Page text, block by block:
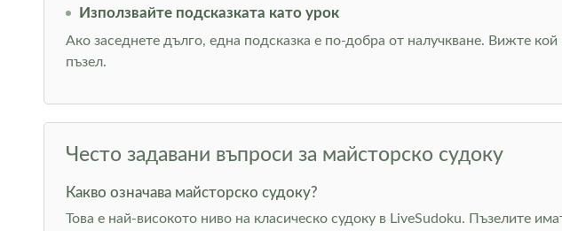
Използвайте подсказката като урок
Ако заседнете дълго, една подсказка е по-добра от налучкване. Вижте
пъзел.
Често задавани въпроси за майсторско судоку
Какво означава майсторско судоку?
Това е най-високото ниво на класическо судоку в LiveSudoku. Пъзелите